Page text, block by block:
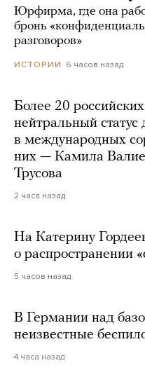
Юрфирма, где она
бронь
разговоров»
ИСТОРИИ 6 часов назад
Более 20
нейтральный статус
в международных
них — Камила
Трусова
2 часа назад
На Катерину
о распространении
5 часов назад
В Германии над
неизвестные
4 часа назад